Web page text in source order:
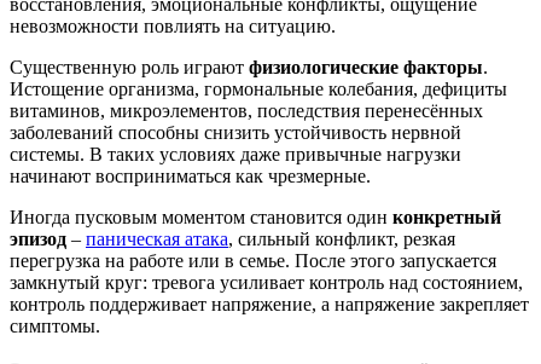
невозможности повлиять на ситуацию.
Существенную роль играют физиологические факторы.
Истощение организма, гормональные колебания, дефициты
витаминов, микроэлементов, последствия перенесённых
заболеваний способны снизить устойчивость нервной
системы. В таких условиях даже привычные нагрузки
начинают восприниматься как чрезмерные.
Иногда пусковым моментом становится один конкретный
эпизод – паническая атака, сильный конфликт, резкая
перегрузка на работе или в семье. После этого запускается
замкнутый круг: тревога усиливает контроль над состоянием,
контроль поддерживает напряжение, а напряжение закрепляет
симптомы.